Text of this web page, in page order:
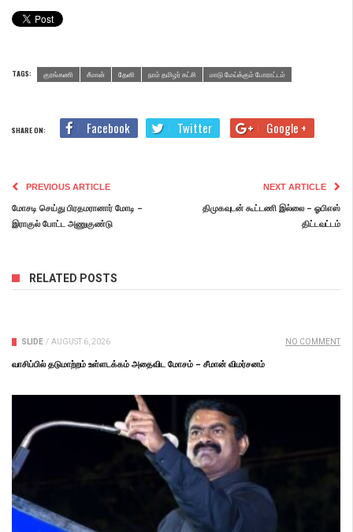
TAGS: குரங்கணி சீமான் தேனி நாம் தமிழர் கட்சி மாடு மேய்க்கும் போராட்டம்
SHARE ON: Facebook Twitter Google +
PREVIOUS ARTICLE
மோசடி செய்து பிரதமரானார் மோடி –
இராகுல் போட்ட அணுகுண்டு
NEXT ARTICLE
திமுகவுடன் கூட்டணி இல்லை – ஓபிஎஸ்
திட்டவட்டம்
RELATED POSTS
SLIDE / AUGUST 6, 2026 NO COMMENT
வாசிப்பில் தடுமாற்றம் உள்ளடக்கம் அதைவிட மோசம் – சீமான் விமர்சனம்